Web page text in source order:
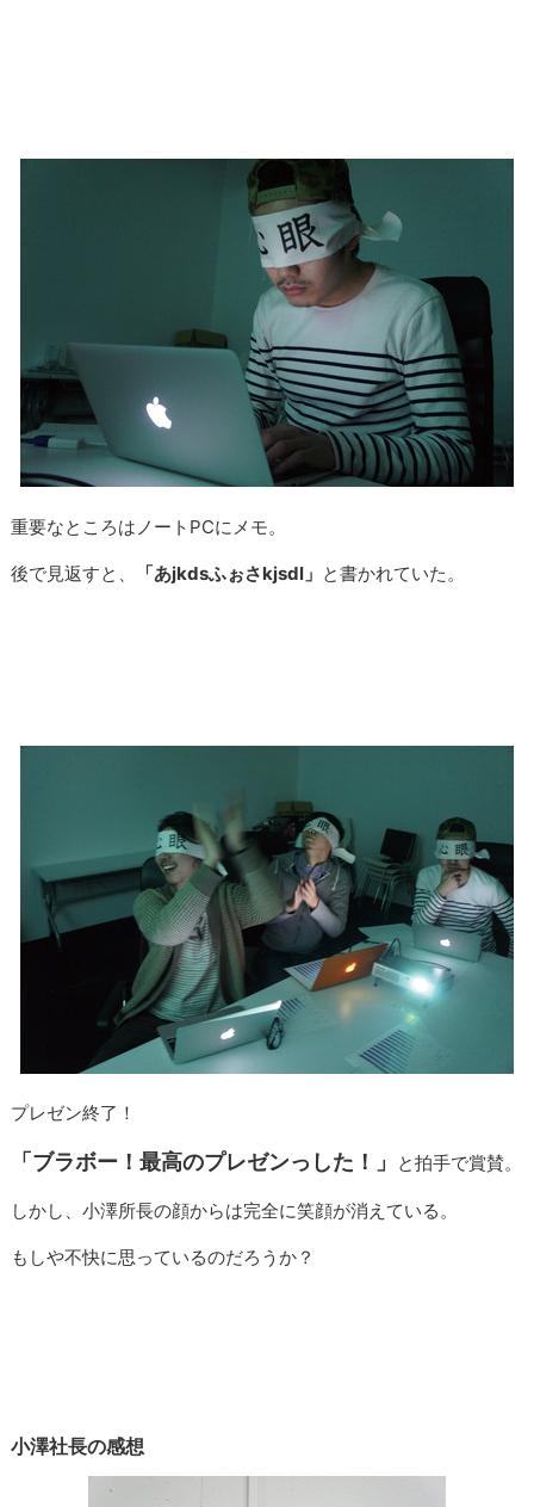
重要なところはノートPCにメモ。
後で見返すと、 「あjkdsふぉさkjsdl」 と書かれていた。
プレゼン終了！
「ブラボー！最高のプレゼンっした！」 と拍手で賞賛。
しかし、小澤所長の顔からは完全に笑顔が消えている。
もしや不快に思っているのだろうか？
小澤社長の感想